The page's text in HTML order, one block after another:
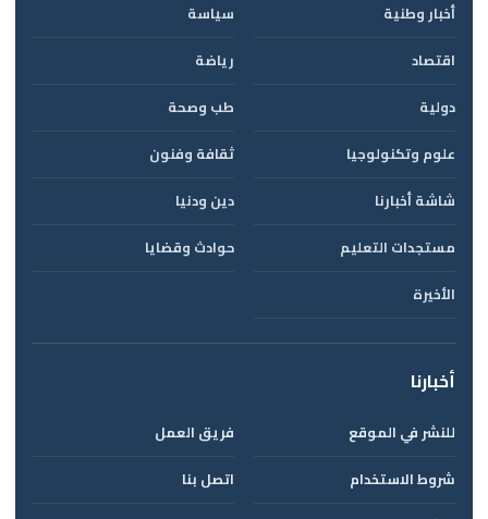
أخبار وطنية
سياسة
اقتصاد
رياضة
دولية
طب وصحة
علوم وتكنولوجيا
ثقافة وفنون
شاشة أخبارنا
دين ودنيا
مستجدات التعليم
حوادث وقضايا
الأخيرة
أخبارنا
للنشر في الموقع
فريق العمل
شروط الاستخدام
اتصل بنا